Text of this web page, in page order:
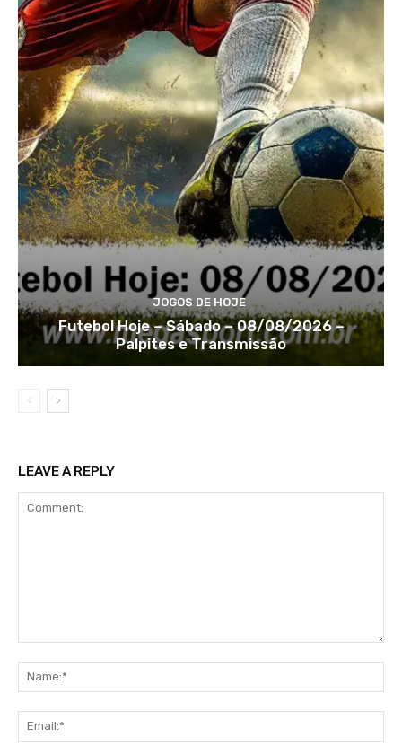
JOGOS DE HOJE
Futebol Hoje – Sábado – 08/08/2026 –
Palpites e Transmissão
LEAVE A REPLY